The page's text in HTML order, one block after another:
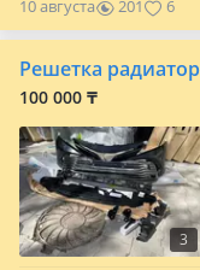
10 августа 201 6
Решетка
100 000 ₸
3